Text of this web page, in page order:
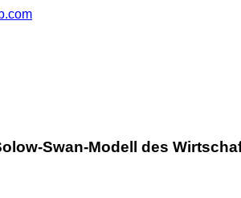
Swan-Modell des